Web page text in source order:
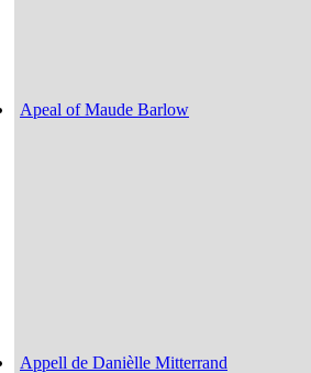
Apeal of Maude Barlow
Appell de Danièlle Mitterrand